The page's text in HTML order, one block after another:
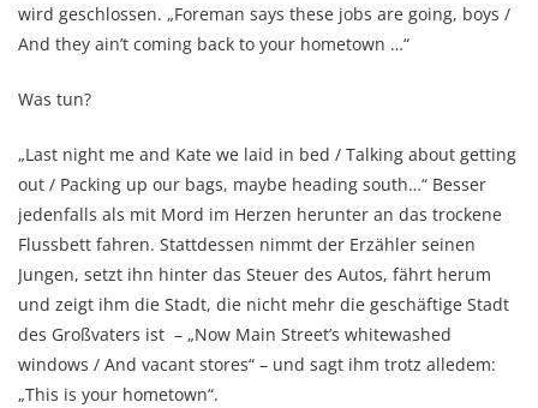
wird geschlossen. „Foreman says these jobs are going, boys /
And they ain’t coming back to your hometown …“
Was tun?
„Last night me and Kate we laid in bed / Talking about getting
out / Packing up our bags, maybe heading south…“ Besser
jedenfalls als mit Mord im Herzen herunter an das trockene
Flussbett fahren. Stattdessen nimmt der Erzähler seinen
Jungen, setzt ihn hinter das Steuer des Autos, fährt herum
und zeigt ihm die Stadt, die nicht mehr die geschäftige Stadt
des Großvaters ist – „Now Main Street’s whitewashed
windows / And vacant stores“ – und sagt ihm trotz alledem:
„This is your hometown“.